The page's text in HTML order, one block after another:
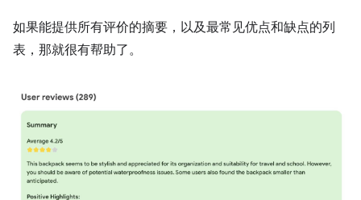
如果能提供所有评价的摘要，以及最常见优点和缺点的列
表，那就很有帮助了。